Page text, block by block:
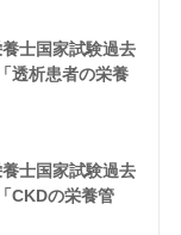
士国家試験過去
透析患者の栄養
士国家試験過去
CKDの栄養管